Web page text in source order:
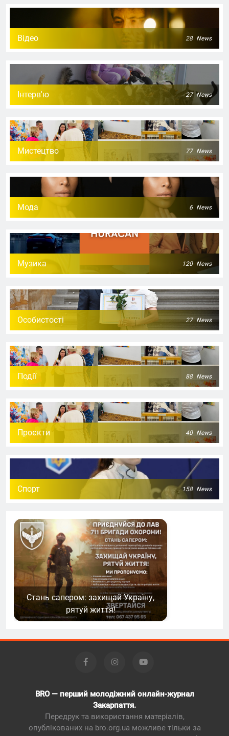
Відео 28 News
Інтерв'ю 27 News
Мистецтво 77 News
Мода 6 News
Музика 120 News
Особистості 27 News
Події 88 News
Проєкти 40 News
Спорт 158 News
Стань сапером: захищай Україну,
рятуй життя!
BRO — перший молодіжний онлайн-журнал
Закарпаття.
Передрук та використання матеріалів,
опублікованих на bro.org.ua можливе тільки за